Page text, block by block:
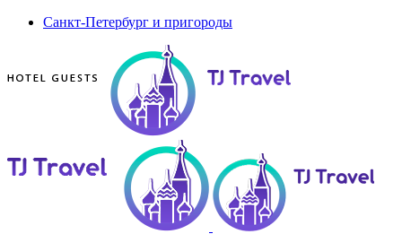
Санкт-Петербург и пригороды